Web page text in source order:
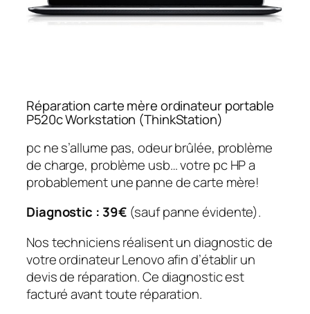
Réparation carte mère ordinateur portable
P520c Workstation (ThinkStation)
pc ne s’allume pas, odeur brûlée, problème
de charge, problème usb… votre pc HP a
probablement une panne de carte mère!
Diagnostic : 39€ (sauf panne évidente).
Nos techniciens réalisent un diagnostic de
votre ordinateur Lenovo afin d’établir un
devis de réparation. Ce diagnostic est
facturé avant toute réparation.